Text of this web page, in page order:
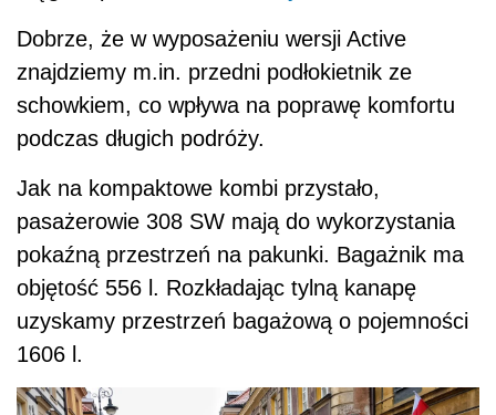
Dobrze, że w wyposażeniu wersji Active
znajdziemy m.in. przedni podłokietnik ze
schowkiem, co wpływa na poprawę komfortu
podczas długich podróży.
Jak na kompaktowe kombi przystało,
pasażerowie 308 SW mają do wykorzystania
pokaźną przestrzeń na pakunki. Bagażnik ma
objętość 556 l. Rozkładając tylną kanapę
uzyskamy przestrzeń bagażową o pojemności
1606 l.